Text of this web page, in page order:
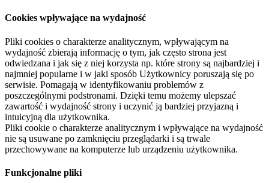
Cookies wpływające na wydajność
Pliki cookies o charakterze analitycznym, wpływającym na
wydajność zbierają informację o tym, jak często strona jest
odwiedzana i jak się z niej korzysta np. które strony są najbardziej i
najmniej popularne i w jaki sposób Użytkownicy poruszają się po
serwisie. Pomagają w identyfikowaniu problemów z
poszczególnymi podstronami. Dzięki temu możemy ulepszać
zawartość i wydajność strony i uczynić ją bardziej przyjazną i
intuicyjną dla użytkownika.
Pliki cookie o charakterze analitycznym i wpływające na wydajność
nie są usuwane po zamknięciu przeglądarki i są trwale
przechowywane na komputerze lub urządzeniu użytkownika.
Funkcjonalne pliki